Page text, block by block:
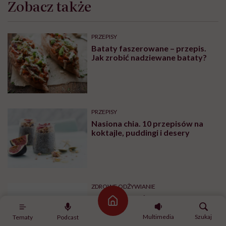
Tematy Podcast
Strona główna
Multimedia
Szukaj
Leczenie otyłości, dieta w
bariatrii i analogi GLP-1. Dr Maria
Brzegowy w Hello Zdrowie
Podcasty
szarlatana czy suplement
diet, które trendują dziś w social
mediach, łączą dwie rzeczy:
eliminacje i udziwnienia”